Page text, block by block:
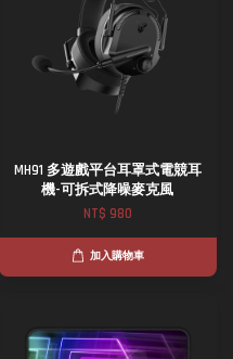
MH91 多遊戲平台耳罩式電競耳
機-可拆式降噪麥克風
NT$ 980
加入購物車